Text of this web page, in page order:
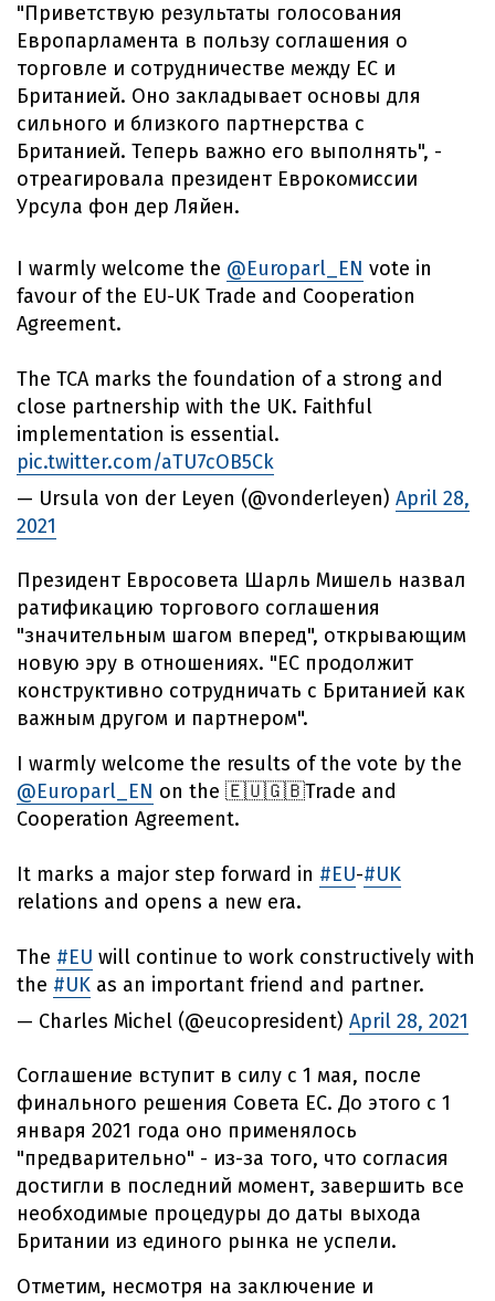
"Приветствую результаты голосования
Европарламента в пользу соглашения о
торговле и сотрудничестве между ЕС и
Британией. Оно закладывает основы для
сильного и близкого партнерства с
Британией. Теперь важно его выполнять", -
отреагировала президент Еврокомиссии
Урсула фон дер Ляйен.
I warmly welcome the @Europarl_EN vote in
favour of the EU-UK Trade and Cooperation
Agreement.
The TCA marks the foundation of a strong and
close partnership with the UK. Faithful
implementation is essential.
pic.twitter.com/aTU7cOB5Ck
— Ursula von der Leyen (@vonderleyen) April 28,
2021
Президент Евросовета Шарль Мишель назвал
ратификацию торгового соглашения
"значительным шагом вперед", открывающим
новую эру в отношениях. "ЕС продолжит
конструктивно сотрудничать с Британией как
важным другом и партнером".
I warmly welcome the results of the vote by the
@Europarl_EN on the 🇪🇺🇬🇧Trade and
Cooperation Agreement.
It marks a major step forward in #EU-#UK
relations and opens a new era.
The #EU will continue to work constructively with
the #UK as an important friend and partner.
— Charles Michel (@eucopresident) April 28, 2021
Соглашение вступит в силу с 1 мая, после
финального решения Совета ЕС. До этого с 1
января 2021 года оно применялось
"предварительно" - из-за того, что согласия
достигли в последний момент, завершить все
необходимые процедуры до даты выхода
Британии из единого рынка не успели.
Отметим, несмотря на заключение и